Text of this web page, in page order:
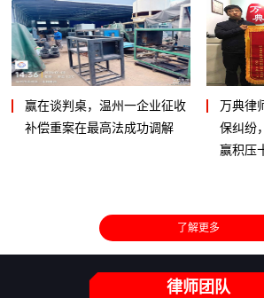
赢在谈判桌，温州一企业征收
补偿重案在最高法成功调解
万典律
保纠纷
赢积压
了解更多
律师团队